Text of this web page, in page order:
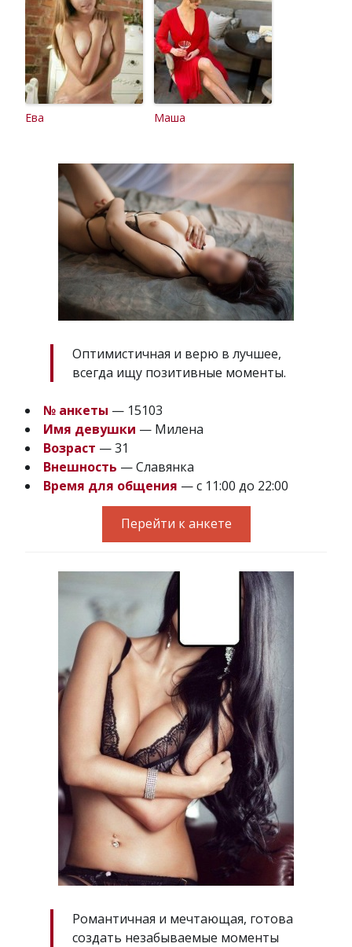
Ева Маша
Оптимистичная и верю в лучшее,
всегда ищу позитивные моменты.
№ анкеты — 15103
Имя девушки — Милена
Возраст — 31
Внешность — Славянка
Время для общения — с 11:00 до 22:00
Перейти к анкете
Романтичная и мечтающая, готова
создать незабываемые моменты